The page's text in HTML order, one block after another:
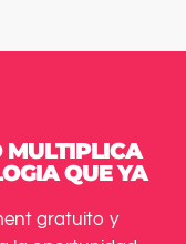
MULTIPLICA
QUE YA
gratuito y